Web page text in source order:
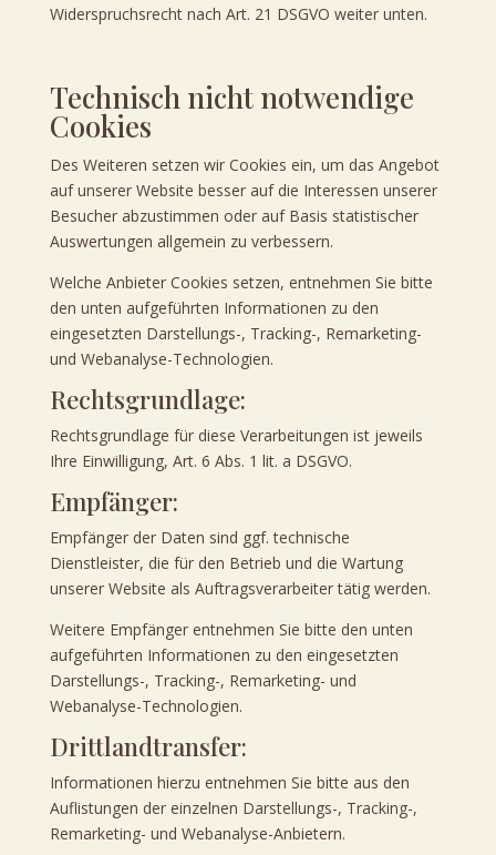
Widerspruchsrecht nach Art. 21 DSGVO weiter unten.
Technisch nicht notwendige
Cookies
Des Weiteren setzen wir Cookies ein, um das Angebot
auf unserer Website besser auf die Interessen unserer
Besucher abzustimmen oder auf Basis statistischer
Auswertungen allgemein zu verbessern.
Welche Anbieter Cookies setzen, entnehmen Sie bitte
den unten aufgeführten Informationen zu den
eingesetzten Darstellungs-, Tracking-, Remarketing-
und Webanalyse-Technologien.
Rechtsgrundlage:
Rechtsgrundlage für diese Verarbeitungen ist jeweils
Ihre Einwilligung, Art. 6 Abs. 1 lit. a DSGVO.
Empfänger:
Empfänger der Daten sind ggf. technische
Dienstleister, die für den Betrieb und die Wartung
unserer Website als Auftragsverarbeiter tätig werden.
Weitere Empfänger entnehmen Sie bitte den unten
aufgeführten Informationen zu den eingesetzten
Darstellungs-, Tracking-, Remarketing- und
Webanalyse-Technologien.
Drittlandtransfer:
Informationen hierzu entnehmen Sie bitte aus den
Auflistungen der einzelnen Darstellungs-, Tracking-,
Remarketing- und Webanalyse-Anbietern.